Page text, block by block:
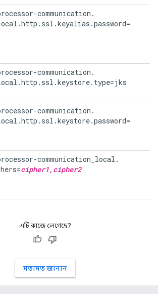
communication.
communication.
communication.
communication_local.
cipher1,cipher2
এটি কাজে লেগেছে?
মতামত জানান